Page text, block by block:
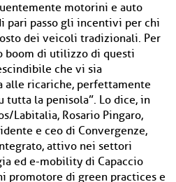
motorini e auto
pari passo gli incentivi per chi
dei veicoli tradizionali. Per
boom di utilizzo di questi
che vi sia
alle ricariche, perfettamente
tutta la penisola”. Lo dice, in
Labitalia, Rosario Pingaro,
e ceo di Convergenze,
attivo nei settori
ed e-mobility di Capaccio
promotore di green practices e